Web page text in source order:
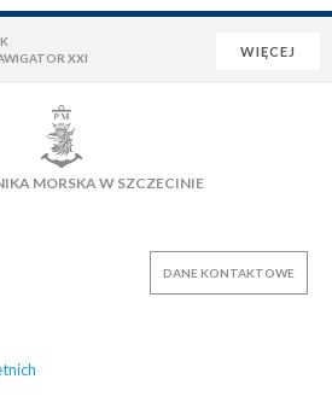
WIĘCEJ
XXI
DANYCH
KLUB AZS
MORSKA W SZCZECINIE
DANE KONTAKTOWE